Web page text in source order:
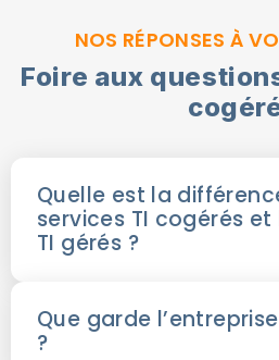
NOS RÉPONSES À
Foire aux
Quelle est la
services TI cogérés et
TI gérés ?
Que garde
?